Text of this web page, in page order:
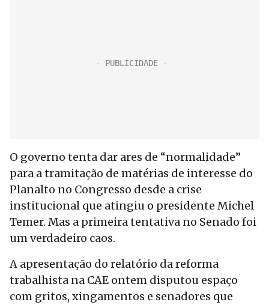
O governo tenta dar ares de “normalidade”
para a tramitação de matérias de interesse do
Planalto no Congresso desde a crise
institucional que atingiu o presidente Michel
Temer. Mas a primeira tentativa no Senado foi
um verdadeiro caos.
A apresentação do relatório da reforma
trabalhista na CAE ontem disputou espaço
com gritos, xingamentos e senadores que